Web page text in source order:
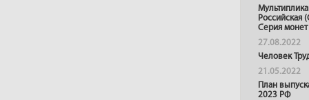
Российская
Серия монет
27.08.2022
Человек
21.05.2022
План
2023 РФ